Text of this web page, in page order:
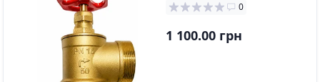
0
1 100.00 грн